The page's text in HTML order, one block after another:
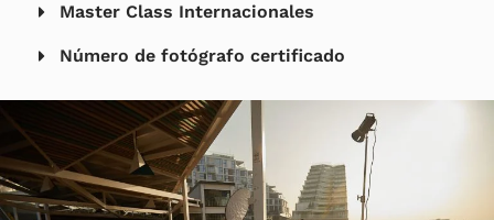
Master Class Internacionales
Número de fotógrafo certificado